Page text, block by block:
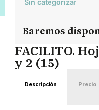
Sin categorizar
Baremos
FACILITO.
y 2 (15)
Descripción Precio